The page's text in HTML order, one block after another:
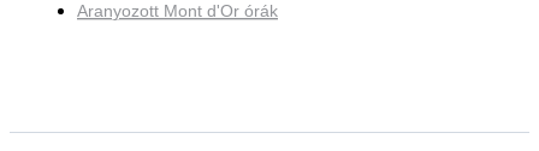
Aranyozott Mont d'Or órák